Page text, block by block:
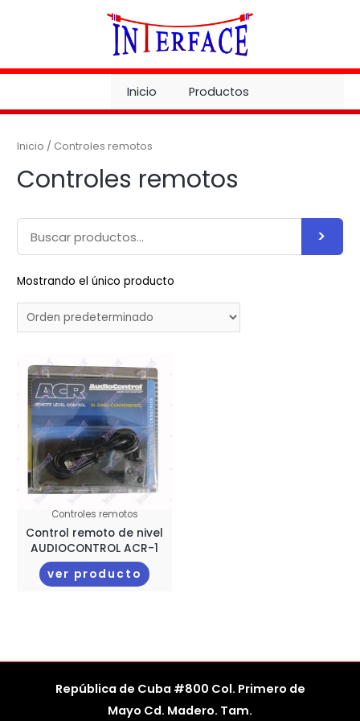
Inicio Productos
Inicio / Controles remotos
Controles remotos
Search
search
Mostrando el único producto
Controles remotos
Control remoto de nivel
AUDIOCONTROL ACR-1
ver producto
República de Cuba #800 Col. Primero de
Mayo Cd. Madero. Tam.